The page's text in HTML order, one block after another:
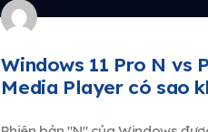
Windows 11 Pro N vs
Media Player có sao